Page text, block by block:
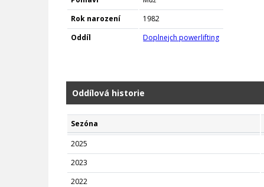
Rok narození
1982
Oddíl
Doplnejch powerlifting
Oddílová historie
Sezóna
2025
2023
2022